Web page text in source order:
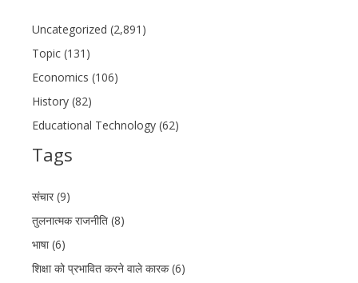
Uncategorized (2,891)
Topic (131)
Economics (106)
History (82)
Educational Technology (62)
Tags
संचार (9)
तुलनात्मक राजनीति (8)
भाषा (6)
शिक्षा को प्रभावित करने वाले कारक (6)